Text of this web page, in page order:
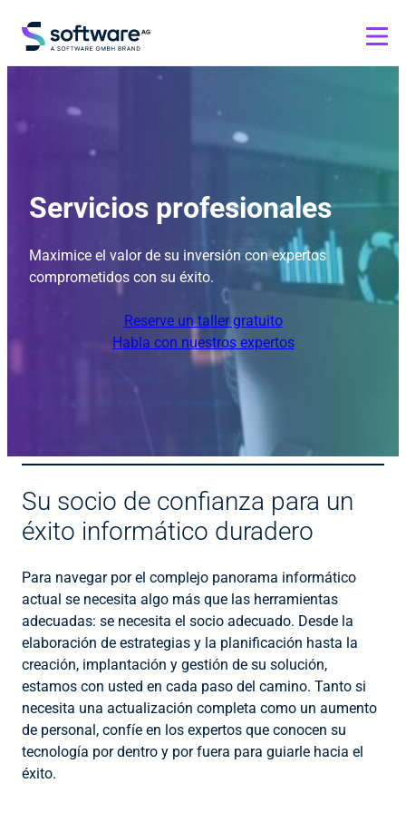
Servicios profesionales
Maximice el valor de su inversión con expertos
comprometidos con su éxito.
Reserve un taller gratuito
Habla con nuestros expertos
Su socio de confianza para un
éxito informático duradero
Para navegar por el complejo panorama informático
actual se necesita algo más que las herramientas
adecuadas: se necesita el socio adecuado. Desde la
elaboración de estrategias y la planificación hasta la
creación, implantación y gestión de su solución,
estamos con usted en cada paso del camino. Tanto si
necesita una actualización completa como un aumento
de personal, confíe en los expertos que conocen su
tecnología por dentro y por fuera para guiarle hacia el
éxito.